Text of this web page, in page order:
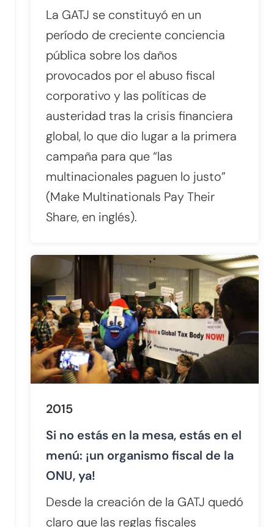
La GATJ se constituyó en un
período de creciente conciencia
pública sobre los daños
provocados por el abuso fiscal
corporativo y las políticas de
austeridad tras la crisis financiera
global, lo que dio lugar a la primera
campaña para que “las
multinacionales paguen lo justo”
(Make Multinationals Pay Their
Share, en inglés).
2015
Si no estás en la mesa, estás en el
menú: ¡un organismo fiscal de la
ONU, ya!
Desde la creación de la GATJ quedó
claro que las reglas fiscales